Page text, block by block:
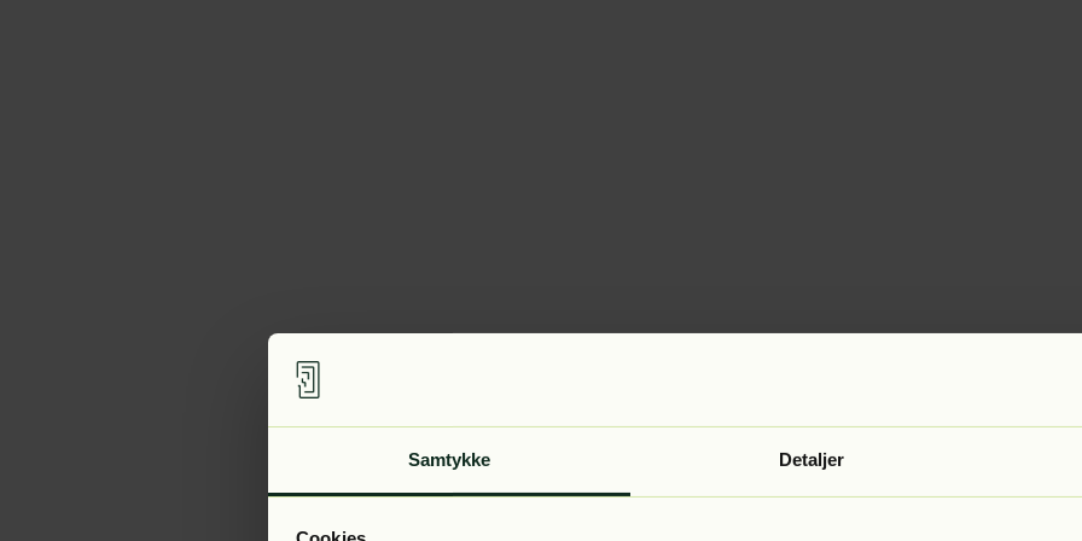
Samtykke Detaljer